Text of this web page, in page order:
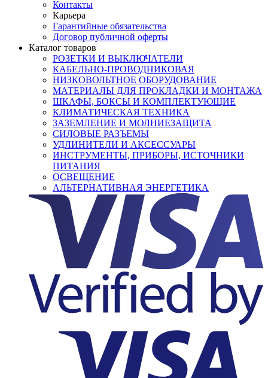
Контакты
Карьера
Гарантийные обязательства
Договор публичной оферты
Каталог товаров
РОЗЕТКИ И ВЫКЛЮЧАТЕЛИ
КАБЕЛЬНО-ПРОВОДНИКОВАЯ
НИЗКОВОЛЬТНОЕ ОБОРУДОВАНИЕ
МАТЕРИАЛЫ ДЛЯ ПРОКЛАДКИ И МОНТАЖА
ШКАФЫ, БОКСЫ И КОМПЛЕКТУЮЩИЕ
КЛИМАТИЧЕСКАЯ ТЕХНИКА
ЗАЗЕМЛЕНИЕ И МОЛНИЕЗАЩИТА
СИЛОВЫЕ РАЗЪЕМЫ
УДЛИНИТЕЛИ И АКСЕССУАРЫ
ИНСТРУМЕНТЫ, ПРИБОРЫ, ИСТОЧНИКИ
ПИТАНИЯ
ОСВЕЩЕНИЕ
АЛЬТЕРНАТИВНАЯ ЭНЕРГЕТИКА